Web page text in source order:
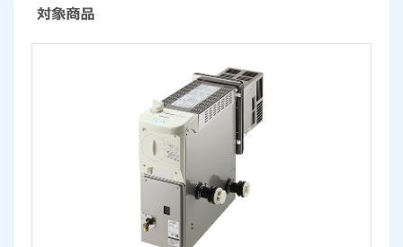
GAS得プラン
「大阪ガスの都市ガス」への切り替えについて
電気トップ
電気料金メニュー
お手続きから使用開始までの流れ
太陽光発電余剰電力買取サービス
まとめプラン紹介
使用開始の申込
ガスと電気の使用中止 の申込
料金プラン
まとめプラン紹介
簡単プラン診断
機器
ガスコンロ
ガス炊飯器
ガスオーブン
ガス給湯器
ガス温水浴室暖房乾燥機
「カワック・ミストカワック」
リビング・空調
ガスファンヒーター
エラーコード診断
取扱説明書を探す
らく得リース
機器・修理お申込み
リフォーム・リノベーション
リフォーム・リノベーション トップ
住ミカタ・リフォーム
リノベーション「マイリノ」
住ミカタ・サービス
ホームセキュリティ
お手続き・サポート
お客さまサポート
Daigasコラム
業務用・産業用のお客さま